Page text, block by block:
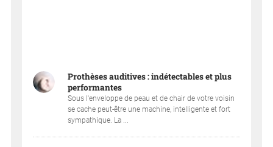
Prothèses auditives : indétectables et plus
performantes
Sous l'enveloppe de peau et de chair de votre voisin
se cache peut-être une machine, intelligente et fort
sympathique. La ...